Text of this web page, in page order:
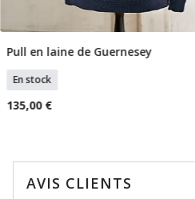
Sélectionner Tailles
Pull en laine de Guernesey
En stock
135,00 €
AVIS CLIENTS